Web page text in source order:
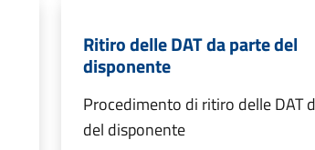
Ritiro delle DAT da parte del
disponente
Procedimento di ritiro delle DAT
del disponente